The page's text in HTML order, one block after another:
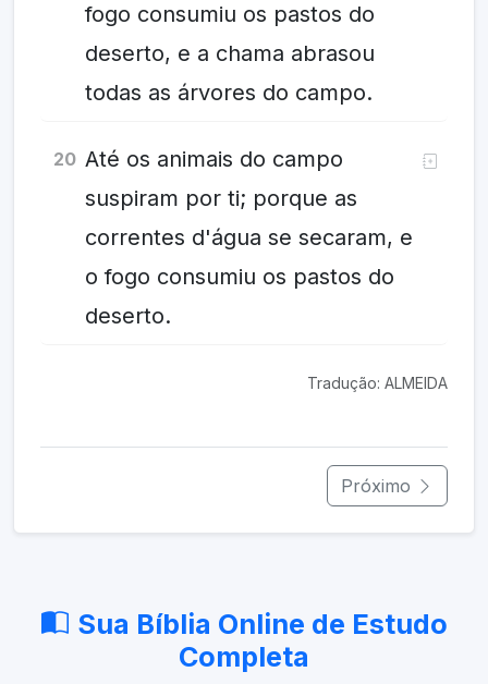
fogo consumiu os pastos do
deserto, e a chama abrasou
todas as árvores do campo.
20 Até os animais do campo
suspiram por ti; porque as
correntes d'água se secaram, e
o fogo consumiu os pastos do
deserto.
Tradução: ALMEIDA
Próximo
Sua Bíblia Online de Estudo
Completa